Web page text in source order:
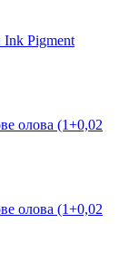
Pigment
олова (1+0,02
олова (1+0,02